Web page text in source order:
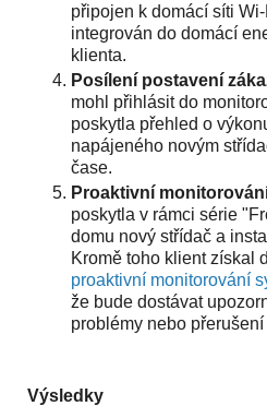
připojen k domácí síti
integrován do domácí
klienta.
Posílení postavení
mohl přihlásit do
poskytla přehled o
napájeného novým
čase.
Proaktivní
poskytla v rámci série
domu nový střídač a
Kromě toho klient získal
proaktivní monitorování
že bude dostávat
problémy nebo přerušení
Výsledky